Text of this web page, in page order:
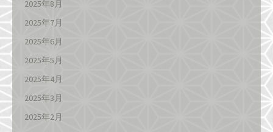
2025年8月
2025年7月
2025年6月
2025年5月
2025年4月
2025年3月
2025年2月